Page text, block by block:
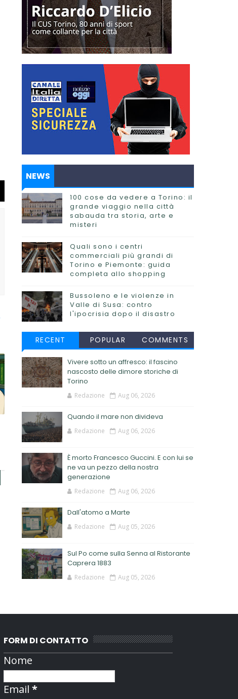
NEWS
100 cose da vedere a Torino: il
grande viaggio nella città
sabauda tra storia, arte e
misteri
Quali sono i centri
commerciali più grandi di
Torino e Piemonte: guida
completa allo shopping
Bussoleno e le violenze in
Valle di Susa: contro
l'ipocrisia dopo il disastro
RECENT POPULAR COMMENTS
Vivere sotto un affresco: il fascino
nascosto delle dimore storiche di
Torino
Redazione Aug 06, 2026
Quando il mare non divideva
Redazione Aug 06, 2026
È morto Francesco Guccini. E con lui se
ne va un pezzo della nostra
generazione
Redazione Aug 06, 2026
Dall'atomo a Marte
Redazione Aug 05, 2026
Sul Po come sulla Senna al Ristorante
Caprera 1883
Redazione Aug 05, 2026
FORM DI CONTATTO
Nome
Email *